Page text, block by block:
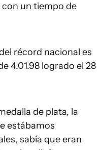
con un tiempo de
récord nacional es
4.01.98 logrado el 28
de plata, la
estábamos
sabía que eran